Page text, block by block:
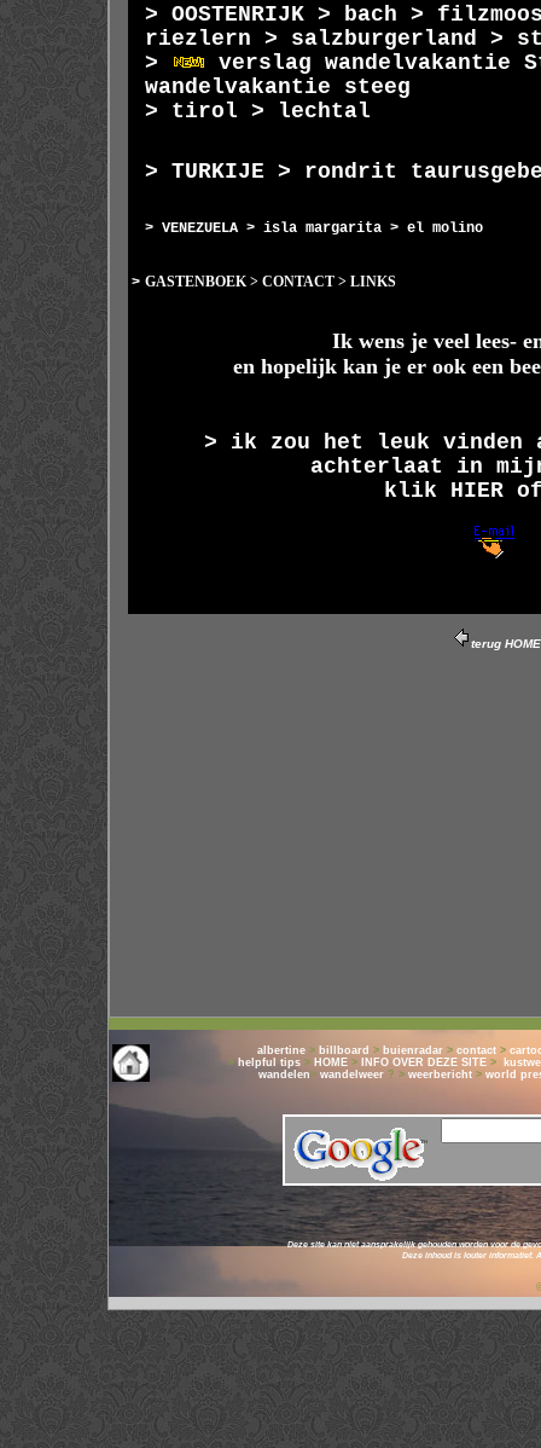
> OOSTENRIJK > bach >
riezlern > salzburgerland >
>
verslag wandelvakantie
wandelvakantie steeg
> tirol > lechtal
> TURKIJE > rondrit
> VENEZUELA > isla margarita > el molino
> GASTENBOEK > CONTACT > LINKS
Ik wens je veel lees-
en hopelijk kan je er ook een
> ik zou het leuk
achterlaat in
klik HIER
terug HOME
albertine > billboard > buienradar > contact >
> helpful tips > HOME > INFO OVER DEZE SITE >
wandelen> wandelweer ? > weerbericht > world
Deze site kan niet aansprakelijk gehouden worden voor de
Deze inhoud is louter informatief.